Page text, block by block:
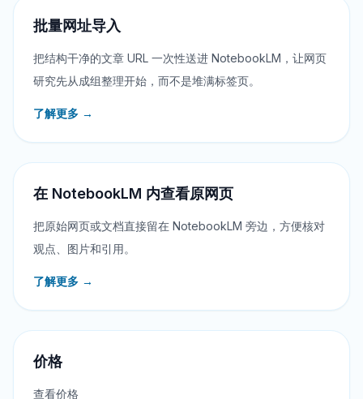
批量网址导入
把结构干净的文章 URL 一次性送进 NotebookLM，让网页
研究先从成组整理开始，而不是堆满标签页。
了解更多 →
在 NotebookLM 内查看原网页
把原始网页或文档直接留在 NotebookLM 旁边，方便核对
观点、图片和引用。
了解更多 →
价格
查看价格